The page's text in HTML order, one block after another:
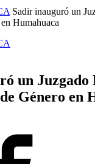
Sadir inauguró un
Humahuaca
un Juzgado
Género en